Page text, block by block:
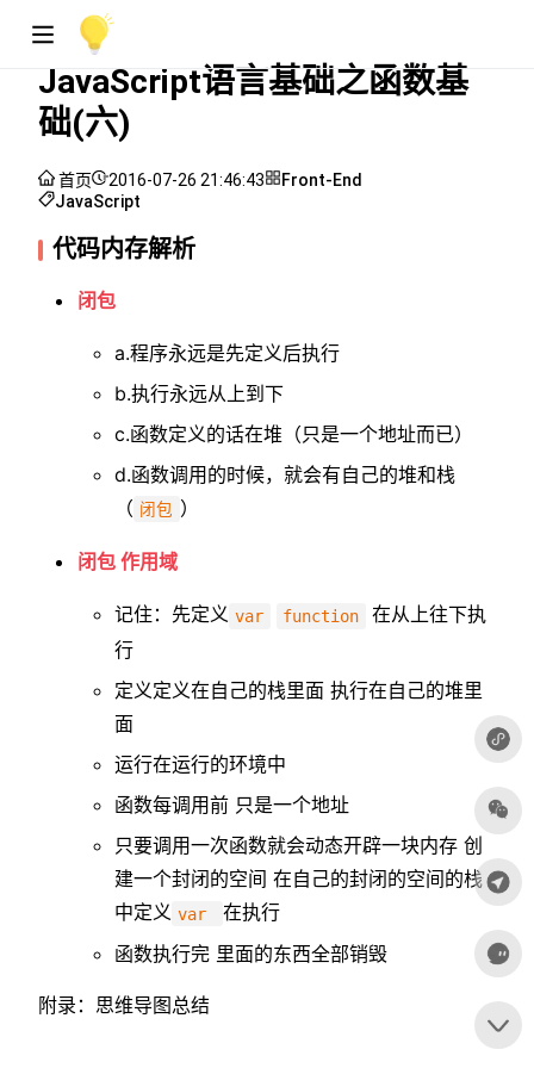
JavaScript语言基础之函数基
础(六)
首页 2016-07-26 21:46:43
Front-End
JavaScript
代码内存解析
闭包
a.程序永远是先定义后执行
b.执行永远从上到下
c.函数定义的话在堆（只是一个地址而已）
d.函数调用的时候，就会有自己的堆和栈
（ 闭包 ）
闭包 作用域
记住：先定义 var function
在从上往下执
行
定义定义在自己的栈里面 执行在自己的堆里
面
运行在运行的环境中
函数每调用前 只是一个地址
只要调用一次函数就会动态开辟一块内存 创
建一个封闭的空间 在自己的封闭的空间的栈
中定义 var
在执行
函数执行完 里面的东西全部销毁
附录：思维导图总结